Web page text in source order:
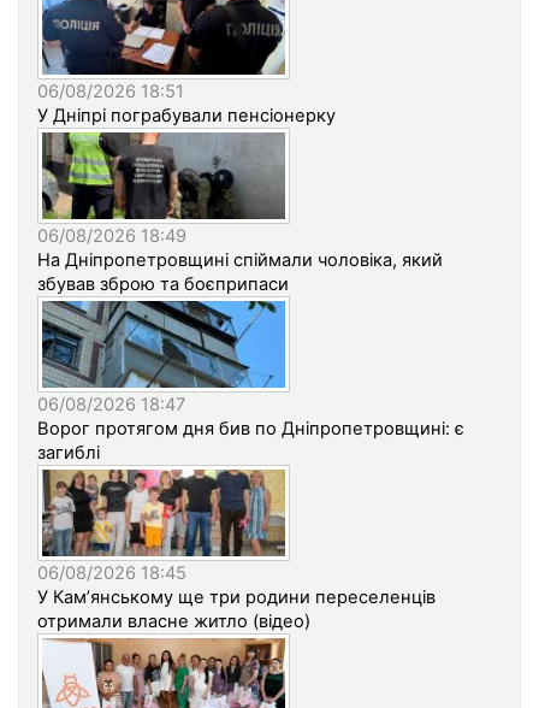
06/08/2026 18:51
У Дніпрі пограбували пенсіонерку
06/08/2026 18:49
На Дніпропетровщині спіймали чоловіка, який
збував зброю та боєприпаси
06/08/2026 18:47
Ворог протягом дня бив по Дніпропетровщині: є
загиблі
06/08/2026 18:45
У Кам’янському ще три родини переселенців
отримали власне житло (відео)